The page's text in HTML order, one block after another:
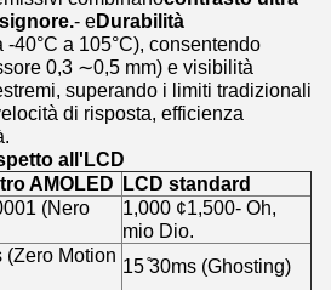
- eDurabilità
-40°C a 105°C), consentendo
0,3 ∼0,5 mm) e visibilità
superando i limiti tradizionali
di risposta, efficienza
all'LCD
AMOLED LCD standard
(Nero
1,000 ¢1,500- Oh,
mio Dio.
(Zero Motion 15 ̊30ms (Ghosting)